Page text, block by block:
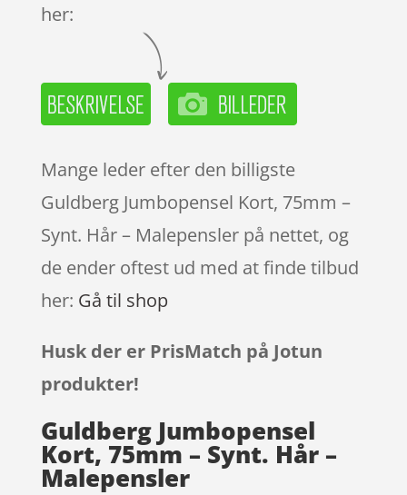
her:
Mange leder efter den billigste
Guldberg Jumbopensel Kort, 75mm –
Synt. Hår – Malepensler på nettet, og
de ender oftest ud med at finde tilbud
her: Gå til shop
Husk der er PrisMatch på Jotun
produkter!
Guldberg Jumbopensel
Kort, 75mm – Synt. Hår –
Malepensler